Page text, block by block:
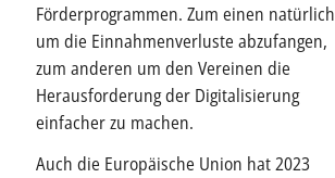
Förderprogrammen. Zum einen natürlich
um die Einnahmenverluste abzufangen,
zum anderen um den Vereinen die
Herausforderung der Digitalisierung
einfacher zu machen.
Auch die Europäische Union hat 2023